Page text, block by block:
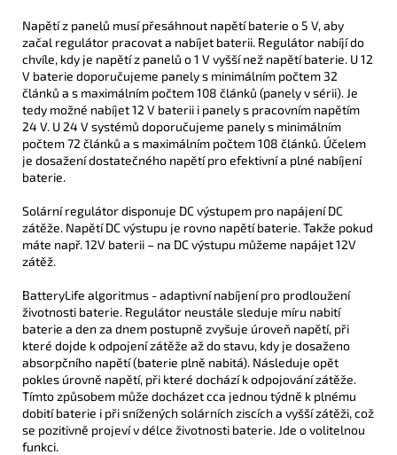
Napětí z panelů musí přesáhnout napětí baterie o 5 V, aby
začal regulátor pracovat a nabíjet baterii. Regulátor nabíjí do
chvíle, kdy je napětí z panelů o 1 V vyšší než napětí baterie. U 12
V baterie doporučujeme panely s minimálním počtem 32
článků a s maximálním počtem 108 článků (panely v sérii). Je
tedy možné nabíjet 12 V baterii i panely s pracovním napětím
24 V. U 24 V systémů doporučujeme panely s minimálním
počtem 72 článků a s maximálním počtem 108 článků. Účelem
je dosažení dostatečného napětí pro efektivní a plné nabíjení
baterie.
Solární regulátor disponuje DC výstupem pro napájení DC
zátěže. Napětí DC výstupu je rovno napětí baterie. Takže pokud
máte např. 12V baterii – na DC výstupu můžeme napájet 12V
zátěž.
BatteryLife algoritmus - adaptivní nabíjení pro prodloužení
životnosti baterie. Regulátor neustále sleduje míru nabití
baterie a den za dnem postupně zvyšuje úroveň napětí, při
které dojde k odpojení zátěže až do stavu, kdy je dosaženo
absorpčního napětí (baterie plně nabitá). Následuje opět
pokles úrovně napětí, při které dochází k odpojování zátěže.
Tímto způsobem může docházet cca jednou týdně k plnému
dobití baterie i při snížených solárních ziscích a vyšší zátěži, což
se pozitivně projeví v délce životnosti baterie. Jde o volitelnou
funkci.